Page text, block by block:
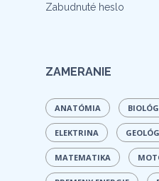
Zabudnuté heslo
ZAMERANIE
ANATÓMIA
ELEKTRINA
MATEMATIKA